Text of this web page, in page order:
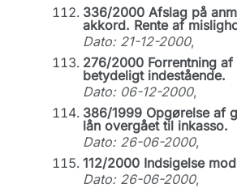
336/2000 Afslag på
akkord. Rente af
Dato: 21-12-2000,
276/2000 Forrentning
betydeligt indestående.
Dato: 06-12-2000,
386/1999 Opgørelse af
lån overgået til inkasso.
Dato: 26-06-2000,
112/2000 Indsigelse
Dato: 26-06-2000,